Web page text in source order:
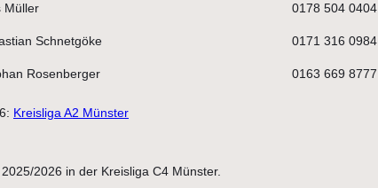
Müller 0178 504 0404
Schnetgöke 0171 316 0984
Rosenberger 0163 669 8777
Kreisliga A2 Münster
2026 in der Kreisliga C4 Münster.